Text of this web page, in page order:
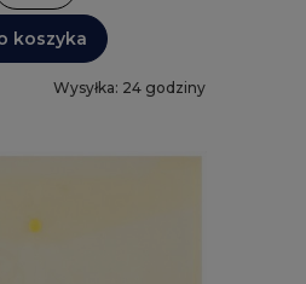
koszyka
Wysyłka: 24 godziny